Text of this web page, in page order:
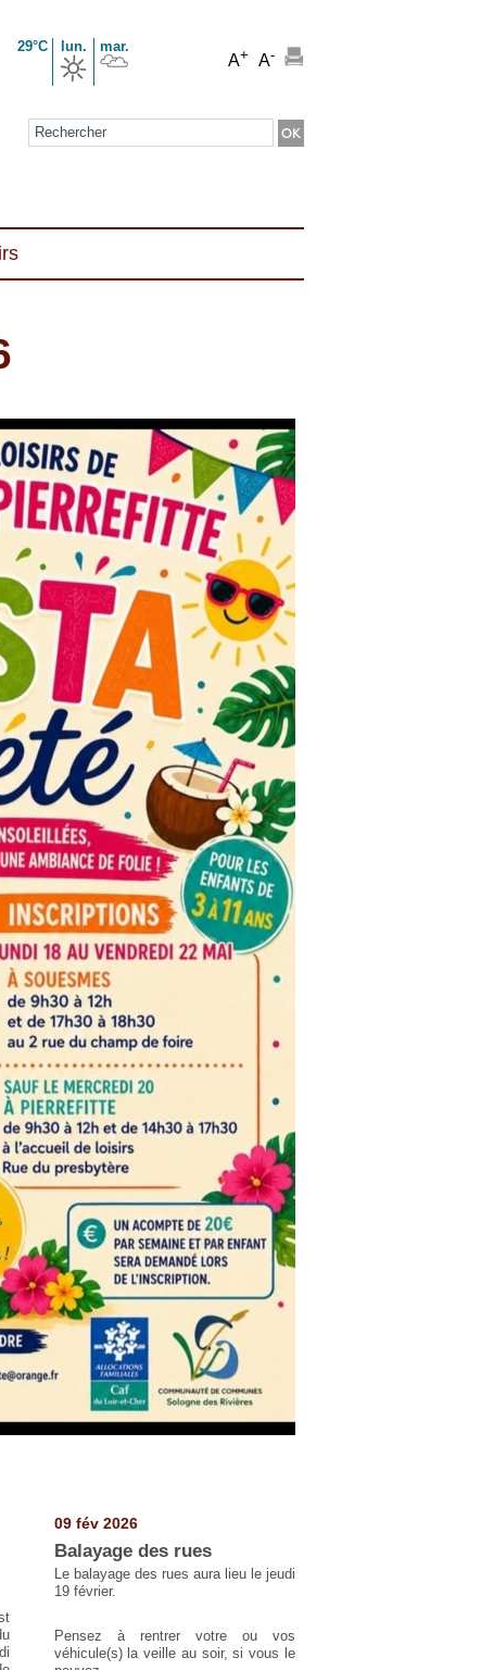
29°C lun. mar.
A+ A-
Formulaire de recherche
09 fév 2026
Balayage des rues
Le balayage des rues aura lieu le jeudi
19 février.
Pensez à rentrer votre ou vos
véhicule(s) la veille au soir, si vous le